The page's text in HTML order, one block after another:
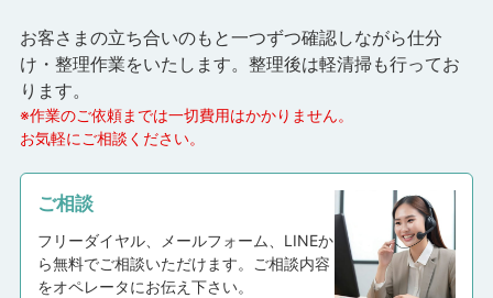
お客さまの立ち合いのもと一つずつ確認しながら仕分
け・整理作業をいたします。 整理後は軽清掃も行ってお
ります。
※作業のご依頼までは一切費用はかかりません。
お気軽にご相談ください。
ご相談
フリーダイヤル、メールフォーム、LINEか
ら無料でご相談いただけます。ご相談内容
をオペレータにお伝え下さい。